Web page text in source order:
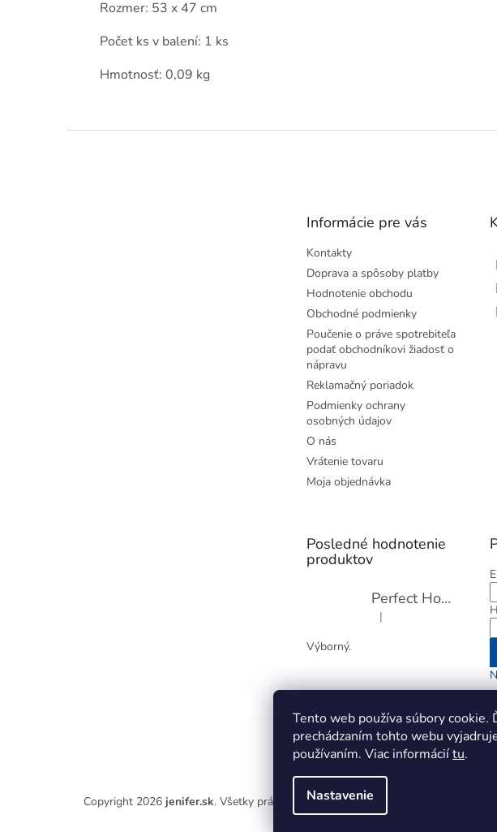
Tento web používa súbory cookie.
prechádzaním tohto webu
používaním. Viac informáciítu.
Nastavenie
Rozmer: 53 x 47 cm
Počet ks v balení: 1 ks
Hmotnosť: 0,09 kg
Informácie pre vás
Kontakty
Doprava a spôsoby platby
Hodnotenie obchodu
Obchodné podmienky
Poučenie o práve spotrebiteľa
podať obchodníkovi žiadosť o
nápravu
Reklamačný poriadok
Podmienky ochrany
osobných údajov
O nás
Vrátenie tovaru
Moja objednávka
Posledné hodnotenie
produktov
Perfect Home Tĺčik na mäso so sekáčikom, 56893
Hodnotenie produktu je
|
Výborný.
Copyright 2026 jenifer.sk. Všetky práva vyhradené.Upraviť nastavenie cookies